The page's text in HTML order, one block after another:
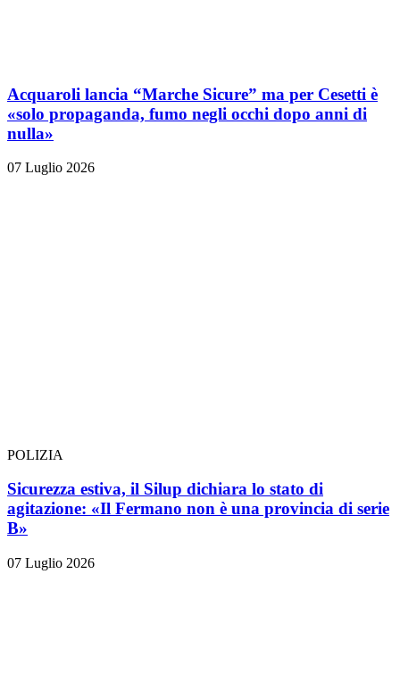
Acquaroli lancia “Marche Sicure” ma per Cesetti è
«solo propaganda, fumo negli occhi dopo anni di
nulla»
07 Luglio 2026
POLIZIA
Sicurezza estiva, il Silup dichiara lo stato di
agitazione: «Il Fermano non è una provincia di serie
B»
07 Luglio 2026